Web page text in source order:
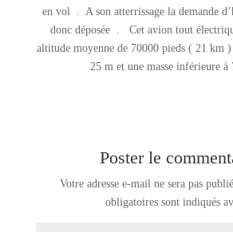
en vol . A son atterrissage la demande
donc déposée . Cet avion tout
altitude moyenne de 70000 pieds ( 21 km
25 m et une masse inférieure
Poster le
Votre adresse e-mail ne sera pas
obligatoires sont indiqués